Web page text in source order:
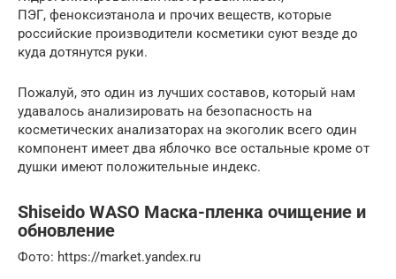
ПЭГ, феноксиэтанола и прочих веществ, которые
российские производители косметики суют везде до
куда дотянутся руки.
Пожалуй, это один из лучших составов, который нам
удавалось анализировать на безопасность на
косметических анализаторах на экоголик всего один
компонент имеет два яблочко все остальные кроме от
душки имеют положительные индекс.
Shiseido WASO Маска-пленка очищение и
обновление
Фото: https://market.yandex.ru